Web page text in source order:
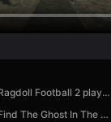
Ragdoll Football 2 players
Find The Ghost In The Photo